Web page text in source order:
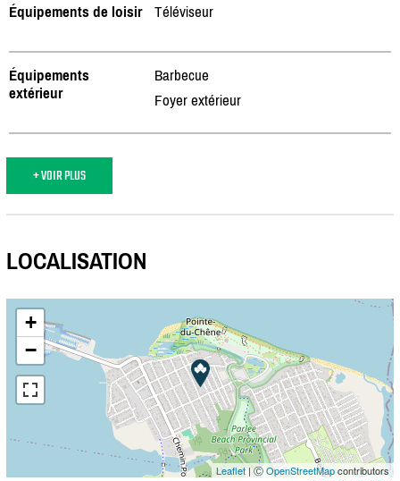
Équipements de loisir Téléviseur
Équipements
extérieur
Barbecue
Foyer extérieur
+ VOIR PLUS
LOCALISATION
+
−
Leaflet| ⒸOpenStreetMapcontributors